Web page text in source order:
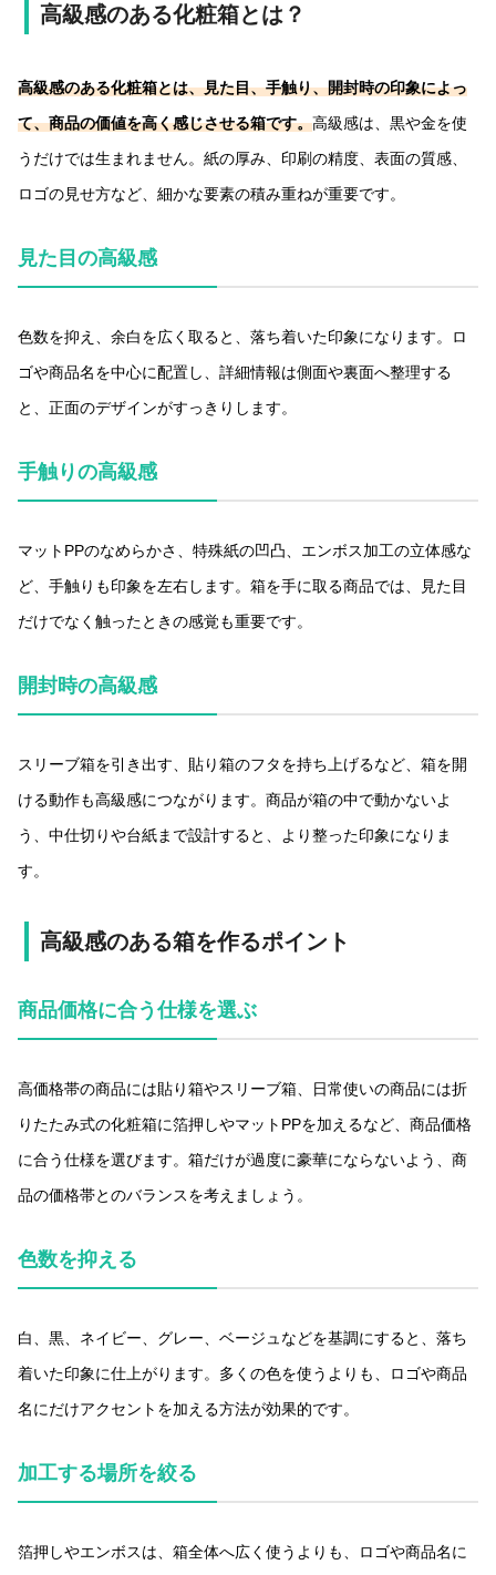
高級感のある化粧箱とは？
高級感のある化粧箱とは、見た目、手触り、開封時の印象によっ
て、商品の価値を高く感じさせる箱です。高級感は、黒や金を使
うだけでは生まれません。紙の厚み、印刷の精度、表面の質感、
ロゴの見せ方など、細かな要素の積み重ねが重要です。
見た目の高級感
色数を抑え、余白を広く取ると、落ち着いた印象になります。ロ
ゴや商品名を中心に配置し、詳細情報は側面や裏面へ整理する
と、正面のデザインがすっきりします。
手触りの高級感
マットPPのなめらかさ、特殊紙の凹凸、エンボス加工の立体感な
ど、手触りも印象を左右します。箱を手に取る商品では、見た目
だけでなく触ったときの感覚も重要です。
開封時の高級感
スリーブ箱を引き出す、貼り箱のフタを持ち上げるなど、箱を開
ける動作も高級感につながります。商品が箱の中で動かないよ
う、中仕切りや台紙まで設計すると、より整った印象になりま
す。
高級感のある箱を作るポイント
商品価格に合う仕様を選ぶ
高価格帯の商品には貼り箱やスリーブ箱、日常使いの商品には折
りたたみ式の化粧箱に箔押しやマットPPを加えるなど、商品価格
に合う仕様を選びます。箱だけが過度に豪華にならないよう、商
品の価格帯とのバランスを考えましょう。
色数を抑える
白、黒、ネイビー、グレー、ベージュなどを基調にすると、落ち
着いた印象に仕上がります。多くの色を使うよりも、ロゴや商品
名にだけアクセントを加える方法が効果的です。
加工する場所を絞る
箔押しやエンボスは、箱全体へ広く使うよりも、ロゴや商品名に